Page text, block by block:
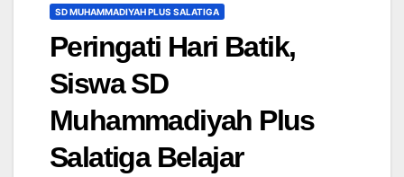
SD MUHAMMADIYAH PLUS SALATIGA
Peringati Hari Batik,
Siswa SD
Muhammadiyah Plus
Salatiga Belajar